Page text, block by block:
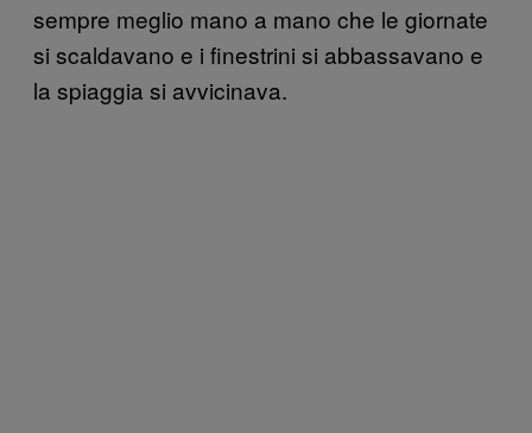
sempre meglio mano a mano che le giornate
si scaldavano e i finestrini si abbassavano e
la spiaggia si avvicinava.